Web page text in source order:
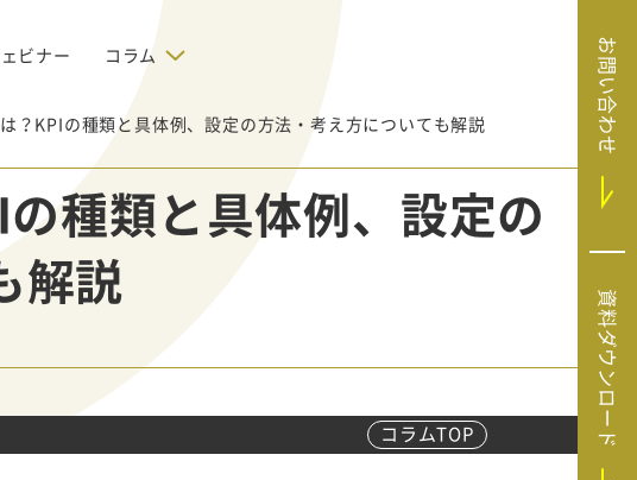
デジタルテクノロジー
SaaS導入
BIZUTTO経費
MRC（マーケラ
ー）
システムエンジニア
リング
ネット広告で狙った
力を強化したい
減したい（中小企業
「飛び込み営業」や
するBtoBデジタ
成功企業のリア
ビナー コラム
？KPIの種類と具体例、設定の方法・考え方についても解説
種類と具体例、設定の
解説
コラムTOP
お問い合わせ
資料ダウンロード